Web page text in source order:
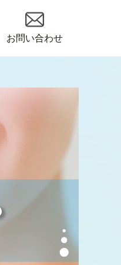
お問い合わせ